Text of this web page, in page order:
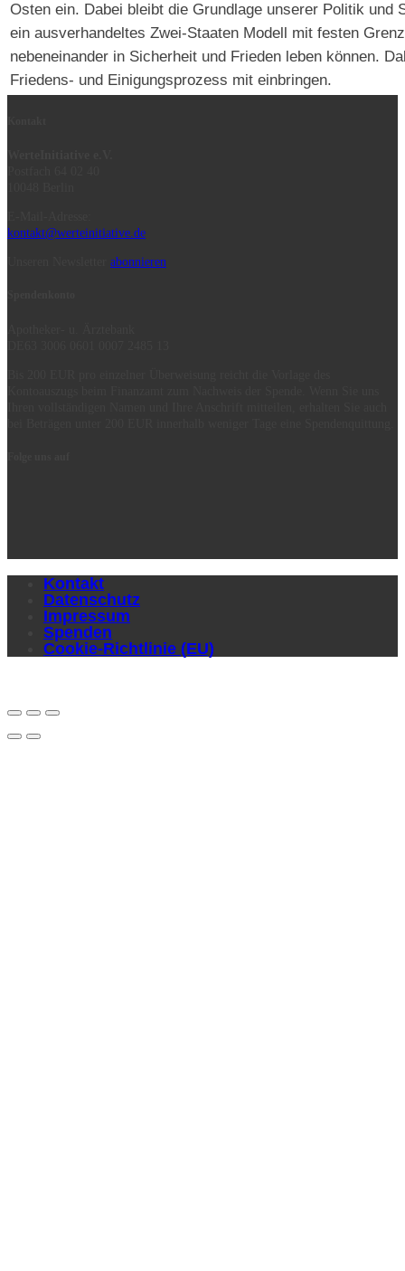
Osten ein. Dabei bleibt die Grundlage unserer Politik
ein ausverhandeltes Zwei-Staaten Modell mit festen
nebeneinander in Sicherheit und Frieden leben können.
Friedens- und Einigungsprozess mit einbringen.
kontakt@werteinitiative.de
abonnieren
Kontakt
Datenschutz
Impressum
Spenden
Cookie-Richtlinie (EU)